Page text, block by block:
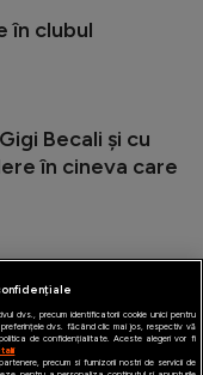
în clubul
Becali și cu
în cineva care
dvs., precum identificatorii cookie unici pentru
dvs. făcând clic mai jos, respectiv vă
de confidențialitate. Aceste alegeri vor fi
precum si furnizorii nostri de servicii de